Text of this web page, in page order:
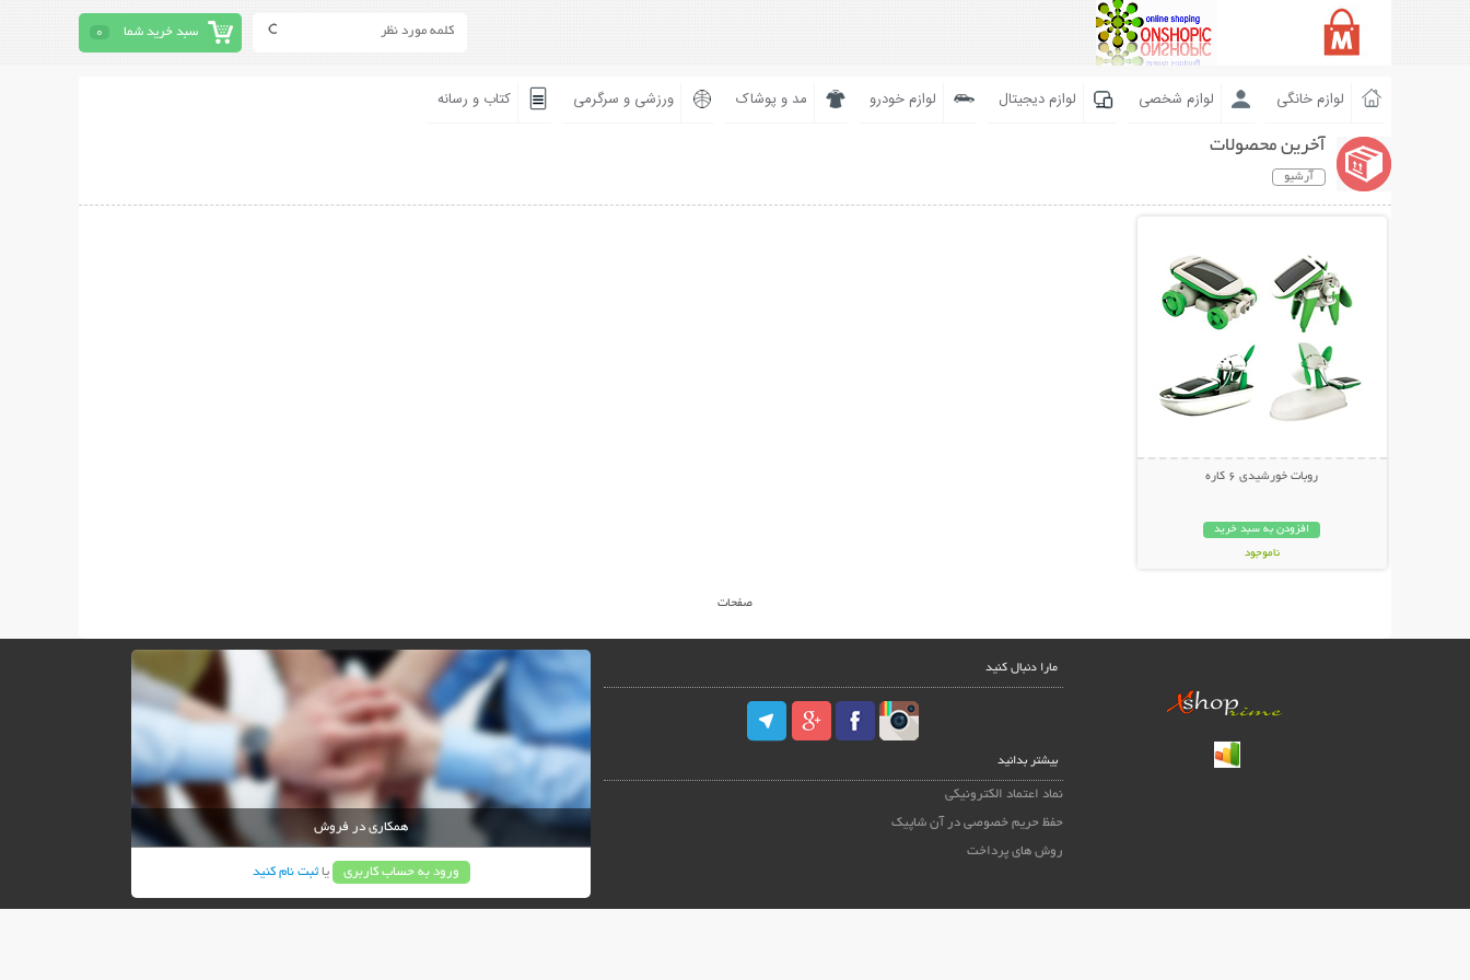
سبد خرید شما 0
لوازم خانگی لوازم شخصی لوازم دیجیتال لوازم خودرو مد و پوشاک ورزشی و سرگرمی کتاب و رسانه
آخرین محصولات
آرشیو
روبات خورشیدی 6 کاره
افزودن به سبد خرید
ناموجود
صفحات
مارا دنبال کنید
بیشتر بدانید
نماد اعتماد الکترونیکی
حفظ حریم خصوصی در آن شاپیک
روش های پرداخت
همکاری در فروش
ورود به حساب کاربری یاثبت نام کنید